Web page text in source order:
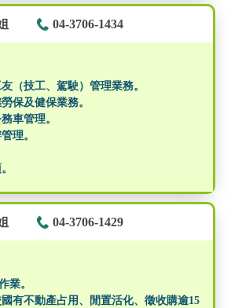
04-3706-1434
（技工、駕駛）管理業務。
保及健保業務。
車管理。
理。
04-3706-1429
業。
有不動產占用、閒置活化、徵收購逾15